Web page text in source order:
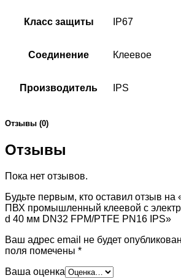
Класс защиты IP67
Соединение Клеевое
Производитель IPS
Отзывы (0)
Отзывы
Пока нет отзывов.
Будьте первым, кто оставил отзыв
ПВХ промышленный клеевой с
d 40 мм DN32 FPM/PTFE PN16 IPS»
Ваш адрес email не будет
поля помечены *
Ваша оценка